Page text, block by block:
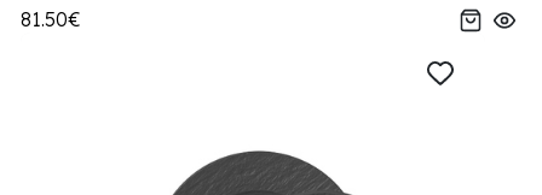
81.50€